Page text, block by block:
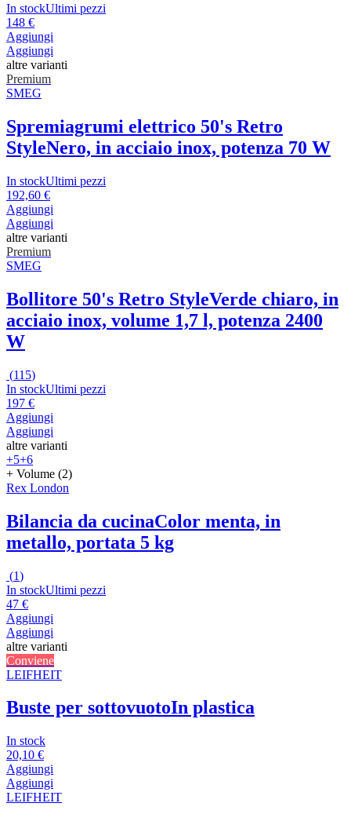
In stockUltimi pezzi
148 €
Aggiungi
Aggiungi
altre varianti
Premium
SMEG
Spremiagrumi elettrico 50's Retro
StyleNero, in acciaio inox, potenza 70 W
In stockUltimi pezzi
192,60 €
Aggiungi
Aggiungi
altre varianti
Premium
SMEG
Bollitore 50's Retro StyleVerde chiaro, in
acciaio inox, volume 1,7 l, potenza 2400
W
(115)
In stockUltimi pezzi
197 €
Aggiungi
Aggiungi
altre varianti
+5+6
+ Volume (2)
Rex London
Bilancia da cucinaColor menta, in
metallo, portata 5 kg
(1)
In stockUltimi pezzi
47 €
Aggiungi
Aggiungi
altre varianti
Conviene
LEIFHEIT
Buste per sottovuotoIn plastica
In stock
20,10 €
Aggiungi
Aggiungi
LEIFHEIT